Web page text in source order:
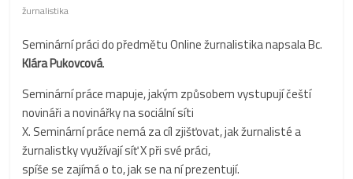
žurnalistika
Seminární práci do předmětu Online žurnalistika napsala Bc.
Klára Pukovcová.
Seminární práce mapuje, jakým způsobem vystupují čeští
novináři a novinářky na sociální síti
X. Seminární práce nemá za cíl zjišťovat, jak žurnalisté a
žurnalistky využívají síť X při své práci,
spíše se zajímá o to, jak se na ní prezentují.